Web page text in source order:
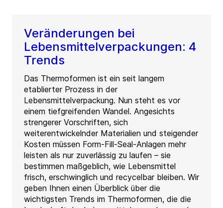
Veränderungen bei
Lebensmittelverpackungen: 4
Trends
Das Thermoformen ist ein seit langem
etablierter Prozess in der
Lebensmittelverpackung. Nun steht es vor
einem tiefgreifenden Wandel. Angesichts
strengerer Vorschriften, sich
weiterentwickelnder Materialien und steigender
Kosten müssen Form-Fill-Seal-Anlagen mehr
leisten als nur zuverlässig zu laufen – sie
bestimmen maßgeblich, wie Lebensmittel
frisch, erschwinglich und recycelbar bleiben. Wir
geben Ihnen einen Überblick über die
wichtigsten Trends im Thermoformen, die die